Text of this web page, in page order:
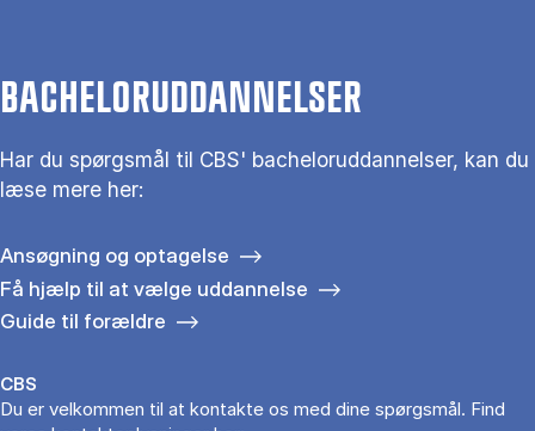
BACHELORUDDANNELSER
Har du spørgsmål til CBS' bacheloruddannelser, kan du
læse mere her:
Ansøgning og optagelse
Få hjælp til at vælge uddannelse
Guide til forældre
CBS
Du er velkommen til at kontakte os med dine spørgsmål. Find